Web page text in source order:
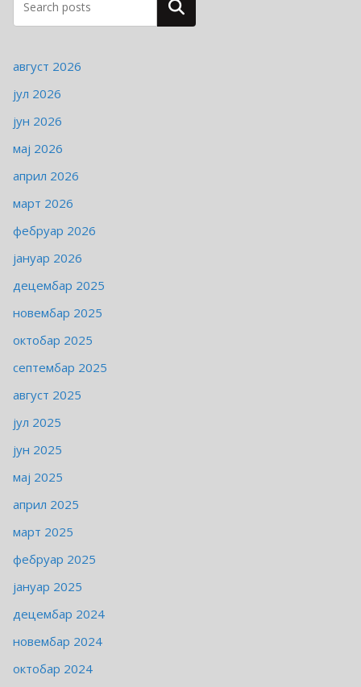
Pretraga
август 2026
јул 2026
јун 2026
мај 2026
април 2026
март 2026
фебруар 2026
јануар 2026
децембар 2025
новембар 2025
октобар 2025
септембар 2025
август 2025
јул 2025
јун 2025
мај 2025
април 2025
март 2025
фебруар 2025
јануар 2025
децембар 2024
новембар 2024
октобар 2024